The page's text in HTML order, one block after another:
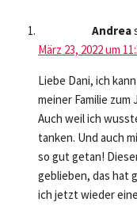
Andrea
März 23, 2022 um
Liebe Dani, ich
meiner Familie zum
Auch weil ich
tanken. Und auch
so gut getan!
geblieben, das hat
ich jetzt wieder